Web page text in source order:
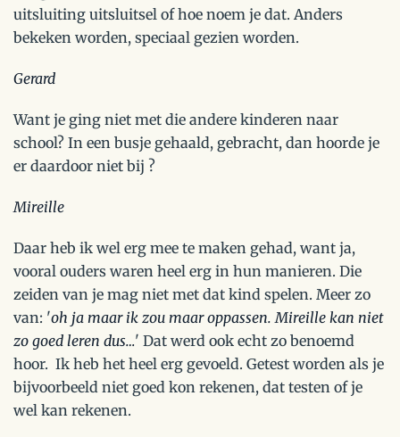
uitsluiting uitsluitsel of hoe noem je dat. Anders
bekeken worden, speciaal gezien worden.
Gerard
Want je ging niet met die andere kinderen naar
school? In een busje gehaald, gebracht, dan hoorde je
er daardoor niet bij ?
Mireille
Daar heb ik wel erg mee te maken gehad, want ja,
vooral ouders waren heel erg in hun manieren. Die
zeiden van je mag niet met dat kind spelen. Meer zo
van: 'oh ja maar ik zou maar oppassen. Mireille kan niet
zo goed leren dus…' Dat werd ook echt zo benoemd
hoor. Ik heb het heel erg gevoeld. Getest worden als je
bijvoorbeeld niet goed kon rekenen, dat testen of je
wel kan rekenen.